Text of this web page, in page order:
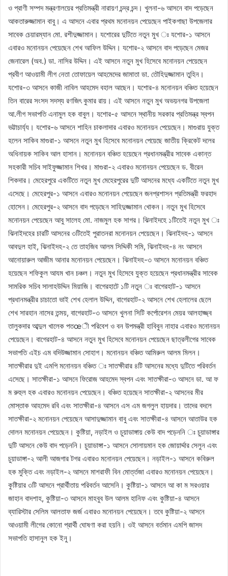
ও প্রাণী সম্পদ মন্ত্রণালয়ের প্রতিমন্ত্রী নারায়ণ চন্দ্র চন্দ। খুলনা-৬ আসনে বাদ পড়েছেন
আকতারুজ্জামান বাবু। এ আসনে এবার প্রথম মনোনয়ন পেয়েছেন পাইকগাছা উপজেলার
সাবেক চেয়ারম্যান মো. রশীদুজ্জামান। যশোরের দুটিতে নতুন মুখ ঃ যশোর-১ আসনে
এবারও মনোনয়ন পেয়েছেন শেখ আফিল উদ্দিন। যশোর-২ আসনে বাদ পড়েছেন মেজর
জেনারেল (অব.) ডা. নাসির উদ্দিন। এই আসনে নতুন মুখ হিসেবে মনোনয়ন পেয়েছেন
প্রবীণ আওয়ামী লীগ নেতা তোফায়েল আহমেদের জামাতা ডা. তৌহিদুজ্জামান তুহিন।
যশোর-৩ আসনে কাজী নাবিল আহমেদ বহাল আছেন। যশোর-৪ মনোনয়ন বঞ্চিত হয়েছেন
তিন বারের সংসদ সদস্য রণজিৎ কুমার রায়। এই আসনে নতুন মুখ অভয়নগর উপজেলা
আ.লীগ সভাপতি এনামুল হক বাবুল। যশোর-৫ আসনে স্থানীয় সরকার প্রতিমন্ত্র স্বপন
ভট্টাচার্য্য। যশোর-৬ আসনে শাহিন চাকলাদার এবারও মনোনয়ন পেয়েছেন। মাগুরায় যুক্ত
হলেন সাকিব মাগুরা-১ আসনে নতুন মুখ হিসেবে মনোনয়ন পেয়েছে জাতীয় ক্রিকেট দলের
অধিনায়ক সাকিব আল হাসান। মনোনয়ন বঞ্চিত হয়েছেন প্রধানমন্ত্রীর সাবেক একান্ত
সহকারী সচিব সাইফুজ্জামান শিখর। মাগুরা-২ এবারও মনোনয়ন পেয়েছেন ড. বীরেন
শিকদার। মেহেরপুরে একটিতে নতুন মুখ মেহেরপুরের দুটি আসনের মধ্যে একটিতে নতুন মুখ
এসেছে। মেহেরপুর-১ আসনে এবারও মনোনয়ন পেয়েছেন জনপ্রশাসন প্রতিমন্ত্রী ফরহাদ
হোসেন। মেহেরপুর-২ আসনে বাদ পড়েছেন সাহিদুজ্জামান খোকন। নতুন মুখ হিসেবে
মনোনয়ন পেয়েছেন আবু সালেহ মো. নাজমুল হক সাগর। ঝিনাইদহে ১টিতেই নতুন মুখ ঃ
ঝিনাইদহের চারটি আসনের ৩টিতেই পুরাতনরা মনোনয়ন পেয়েছেন। ঝিনাইদহ-১ আসনে
আবদুল হাই, ঝিনাইদহ-২ তে তাহজিব আলম সিদ্দিকী সমি, ঝিনাইদহ-৪ নং আসনে
আনোয়ারুল আজীম আনার মনোনয়ন পেয়েছেন। ঝিনাইদহ-৩ আসনে মনোনয়ন বঞ্চিত
হয়েছেন শফিকুল আযম খান চঞ্চল। নতুন মুখ হিসেবে যুক্ত হয়েছেন প্রধানমন্ত্রীর সাবেক
সামরিক সচিব সালাহউদ্দিন মিয়াজি। বাগেরহাটে ১টি নতুন ঃ বাগেরহাট-১ আসনে
প্রধানমন্ত্রীর চাচাতো ভাই শেখ হেলাল উদ্দিন, বাগেরহাট-২ আসনে শেখ হেলালের ছেলে
শেখ সারহান নাসের তন্ময়, বাগেরহাট-৩ আসনে খুলনা সিটি কর্পোরেশন মেয়র আলহাজ্জ্ব
তালুকদার আব্দুল খালেক পতœী পরিবেশ ও বন উপমন্ত্রী হাবিবুন নাহার এবারও মনোনয়ন
পেয়েছেন। বাগেরহাট-৪ আসনে নতুন মুখ হিসেবে মনোনয়ন পেয়েছেন ছাত্রলীগের সাবেক
সভাপতি এইচ এম বদিউজ্জামান সোহাগ। মনোনয়ন বঞ্চিত আমিরুল আলম মিলন।
সাতক্ষীরার দুই এমপি মনোনয়ন বঞ্চিত ঃ সাতক্ষীরার ৪টি আসনের মধ্যে দুটিতে পরিবর্তন
এসেছে। সাতক্ষীরা-১ আসনে ফিরোজ আহমেদ স্বপন এবং সাতক্ষীরা-৩ আসনে ডা. আ ফ
ম রুহুল হক এবারও মনোনয়ন পেয়েছেন। বঞ্চিত হয়েছেন সাতক্ষীরা-২ আসনের মীর
মোস্তাক আহমেদ রবি এবং সাতক্ষীরা-৪ আসনে এস এম জগলুল হায়দার। তাদের বদলে
সাতক্ষীরা-২ মনোনয়ন পেয়েছেন আসাদুজ্জামান বাবু এবং সাতক্ষীরা-৪ আসনে আতাউর হক
দোলন মনোনয়ন পেয়েছেন। কুষ্টিয়া, নড়াইল ও চুয়াডাঙ্গায় কেউ বাদ পড়েননি ঃ চুয়াডাঙ্গার
দুটি আসনে কেউ বাদ পড়েননি। চুয়াডাঙ্গা-১ আসনে সোলায়মান হক জোয়ার্দ্দার সেলুন এবং
চুয়াডাঙ্গা-২ আলী আজগার টগর এবারও মনোনয়ন পেয়েছেন। নড়াইল-১ আসনে কবিরুল
হক মুক্তি এবং নড়াইল-২ আসনে মাশরাফী বিন মোর্ত্তজা এবারও মনোনয়ন পেয়েছেন।
কুষ্টিয়ার ৩টি আসনে প্রার্থীতায় পরিবর্তন আসেনি। কুষ্টিয়া-১ আসনে আ কা ম সরওয়ার
জাহান বাদশাহ, কুষ্টিয়া-৩ আসনে মাহবুব উল আলম হানিফ এবং কুষ্টিয়া-৪ আসনে
ব্যারিস্টার সেলিম আলতাফ জর্জ এবারও মনোনয়ন পেয়েছেন। তবে কুষ্টিয়া-২ আসনে
আওয়ামী লীগের কোনো প্রার্থী ঘোষণা করা হয়নি। ওই আসনে বর্তমান এমপি জাসদ
সভাপতি হাসানুল হক ইনু।